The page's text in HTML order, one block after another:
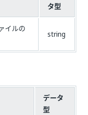
タ型
イルの
string
データ
型